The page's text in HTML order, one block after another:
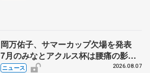
岡万佑子、サマーカップ欠場を発表
7月のみなとアクルス杯は腰痛の影響
で
ニュース 2026.08.07